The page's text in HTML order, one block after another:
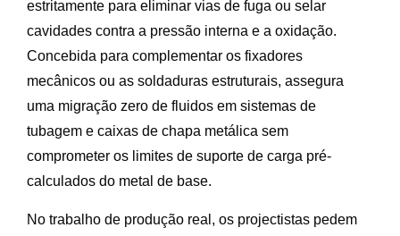
estritamente para eliminar vias de fuga ou selar
cavidades contra a pressão interna e a oxidação.
Concebida para complementar os fixadores
mecânicos ou as soldaduras estruturais, assegura
uma migração zero de fluidos em sistemas de
tubagem e caixas de chapa metálica sem
comprometer os limites de suporte de carga pré-
calculados do metal de base.
No trabalho de produção real, os projectistas pedem